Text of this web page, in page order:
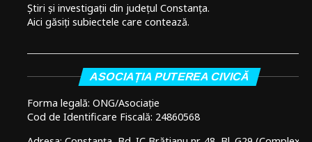
Știri și investigații din județul Constanța.
Aici găsiți subiectele care contează.
ASOCIAȚIA PUTEREA CIVICĂ
Forma legală: ONG/Asociație
Cod de Identificare Fiscală: 24860568